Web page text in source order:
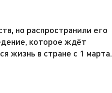
но распространили его
которое ждёт
жизнь в стране с 1 марта.